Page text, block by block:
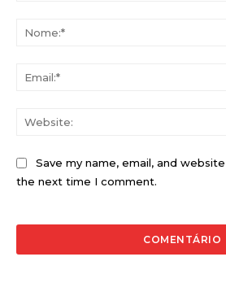
Save my name, email, and
the next time I comment.